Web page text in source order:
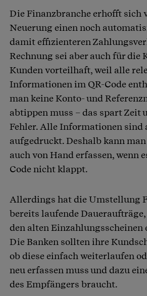
Die Finanzbranche erhofft sich
Neuerung einen noch
damit effizienteren
Rechnung sei aber auch für die
Kunden vorteilhaft, weil alle
Informationen im QR-Code
man keine Konto- und
abtippen muss – das spart Zeit
Fehler. Alle Informationen sind
aufgedruckt. Deshalb kann
auch von Hand erfassen, wenn
Code nicht klappt.
Allerdings hat die Umstellung
bereits laufende
den alten Einzahlungsscheinen
Die Banken sollten ihre
ob diese einfach weiterlaufen
neu erfassen muss und dazu
des Empfängers braucht.